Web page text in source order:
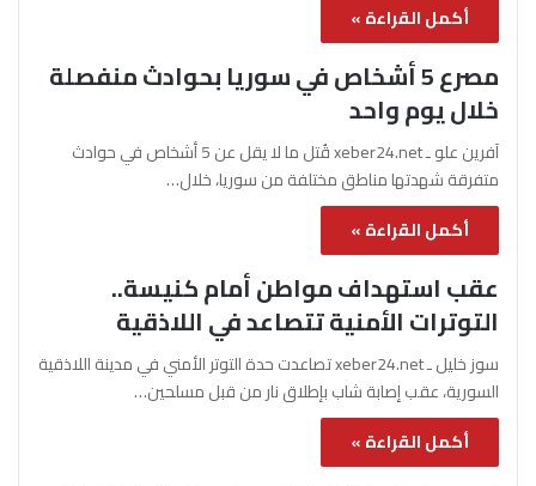
أكمل القراءة »
مصرع 5 أشخاص في سوريا بحوادث منفصلة
خلال يوم واحد
آفرين علو ـ xeber24.net قُتل ما لا يقل عن 5 أشخاص في حوادث
متفرقة شهدتها مناطق مختلفة من سوريا، خلال…
أكمل القراءة »
عقب استهداف مواطن أمام كنيسة..
التوترات الأمنية تتصاعد في اللاذقية
سوز خليل ـ xeber24.net تصاعدت حدة التوتر الأمني في مدينة اللاذقية
السورية، عقب إصابة شاب بإطلاق نار من قبل مسلحين…
أكمل القراءة »